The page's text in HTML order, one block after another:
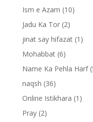
Ism e Azam (10)
Jadu Ka Tor(2)
jinat say hifazat(1)
Mohabbat(6)
Name Ka Pehla Harf
naqsh (36)
Online Istikhara (1)
Pray(2)